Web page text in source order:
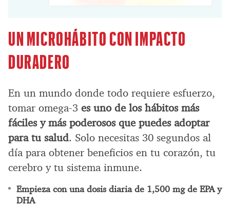
UN MICROHÁBITO CON IMPACTO
DURADERO
En un mundo donde todo requiere esfuerzo,
tomar omega-3 es uno de los hábitos más
fáciles y más poderosos que puedes adoptar
para tu salud. Solo necesitas 30 segundos al
día para obtener beneficios en tu corazón, tu
cerebro y tu sistema inmune.
Empieza con una dosis diaria de 1,500 mg de EPA y
DHA